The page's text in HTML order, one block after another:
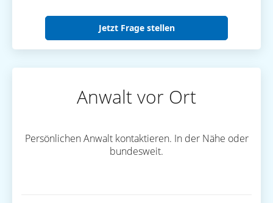
Jetzt Frage stellen
Anwalt vor Ort
Persönlichen Anwalt kontaktieren. In der Nähe oder
bundesweit.